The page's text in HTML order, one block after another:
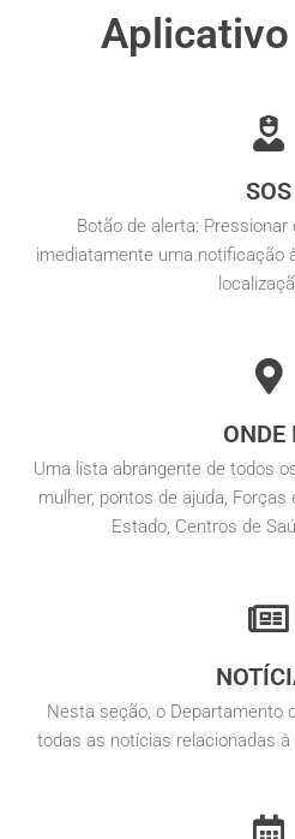
Aplicativo
SOS
Botão de alerta: Pressionar
imediatamente uma notificação
ONDE
Uma lista abrangente de todos
mulher, pontos de ajuda,
Estado, Centros de
Nesta seção, o Departamento
todas as notícias relacionadas